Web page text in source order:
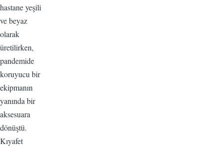
hastane yeşili
ve beyaz
olarak
üretilirken,
pandemide
koruyucu bir
ekipmanın
yanında bir
aksesuara
dönüştü.
Kıyafet